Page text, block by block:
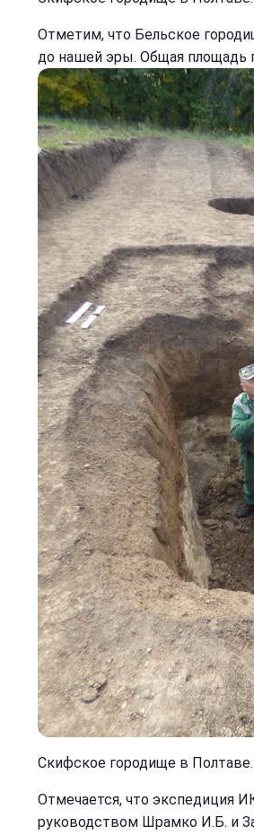
Отметим, что Бельское
до нашей эры. Общая площадь
Скифское городище в
Отмечается, что экспедиция
руководством Шрамко И.Б. и